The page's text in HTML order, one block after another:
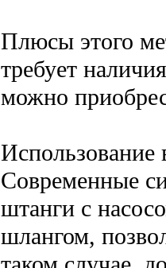
Плюсы этого
требует
можно
Использование
Современные
штанги с
шлангом,